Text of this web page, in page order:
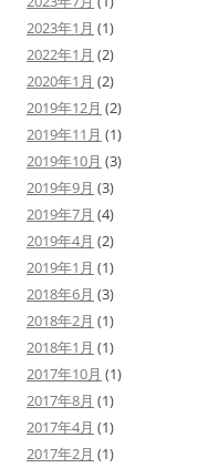
2023年1月 (1)
2022年1月 (2)
2020年1月 (2)
2019年12月 (2)
2019年11月 (1)
2019年10月 (3)
2019年9月 (3)
2019年7月 (4)
2019年4月 (2)
2019年1月 (1)
2018年6月 (3)
2018年2月 (1)
2018年1月 (1)
2017年10月 (1)
2017年8月 (1)
2017年4月 (1)
2017年2月 (1)